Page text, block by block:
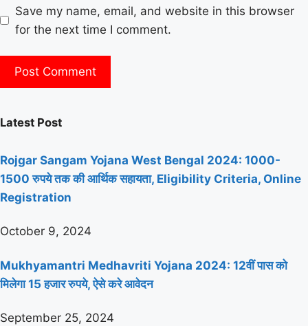
Save my name, email, and website in this browser
for the next time I comment.
Latest Post
Rojgar Sangam Yojana West Bengal 2024: 1000-
1500 रुपये तक की आर्थिक सहायता, Eligibility Criteria, Online
Registration
October 9, 2024
Mukhyamantri Medhavriti Yojana 2024: 12वीं पास को
मिलेगा 15 हजार रुपये, ऐसे करे आवेदन
September 25, 2024